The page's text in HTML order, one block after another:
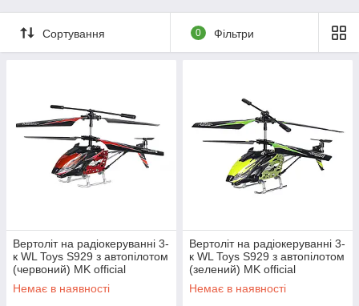
Сортування 0 Фільтри
Вертоліт на радіокеруванні 3-
к WL Toys S929 з автопілотом
(червоний) MK official
Немає в наявності
Вертоліт на радіокеруванні 3-
к WL Toys S929 з автопілотом
(зелений) MK official
Немає в наявності